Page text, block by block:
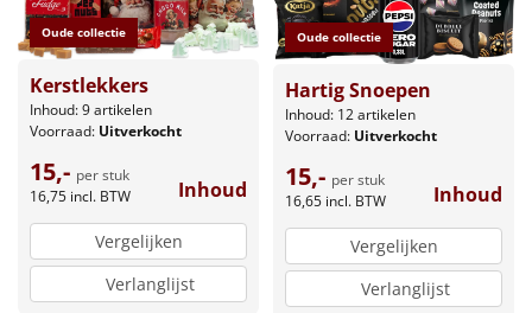
Oude collectie
Kerstlekkers
Inhoud: 9 artikelen
Voorraad: Uitverkocht
15,- per stuk
16,75 incl. BTW Inhoud
Vergelijken
Verlanglijst
Oude collectie
Hartig Snoepen
Inhoud: 12 artikelen
Voorraad: Uitverkocht
15,- per stuk
16,65 incl. BTW Inhoud
Vergelijken
Verlanglijst